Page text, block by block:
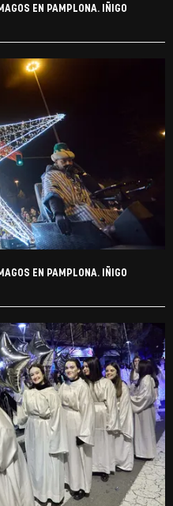
EN PAMPLONA. IÑIGO
EN PAMPLONA. IÑIGO